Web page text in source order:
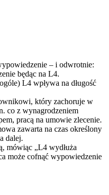
– i odwrotnie:
będąc na L4.
L4 wpływa na długość
który zachoruje w
co z wynagrodzeniem
pracą na umowie zlecenie.
zawarta na czas określony
dalej.
mówiąc „L4 wydłuża
może cofnąć wypowiedzenie